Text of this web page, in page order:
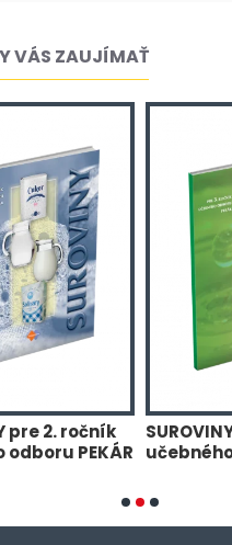
VÁS ZAUJÍMAŤ
pre 2. ročník
PEKÁR